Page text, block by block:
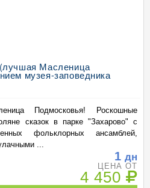
Масленица
музея-заповедника
Подмосковья! Роскошные
сказок в парке "Захарово" с
фольклорных ансамблей,
...
1 дн
ЦЕНА ОТ
4 450